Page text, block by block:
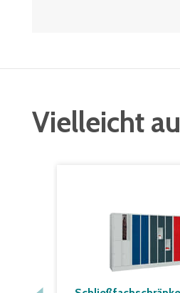
Vielleicht